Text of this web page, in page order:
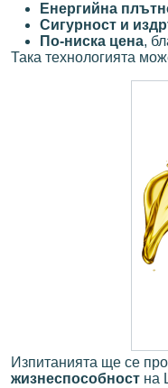
Енергийна
Сигурност и
По-ниска цена,
Така технологията
Изпитанията ще се
жизнеспособност на